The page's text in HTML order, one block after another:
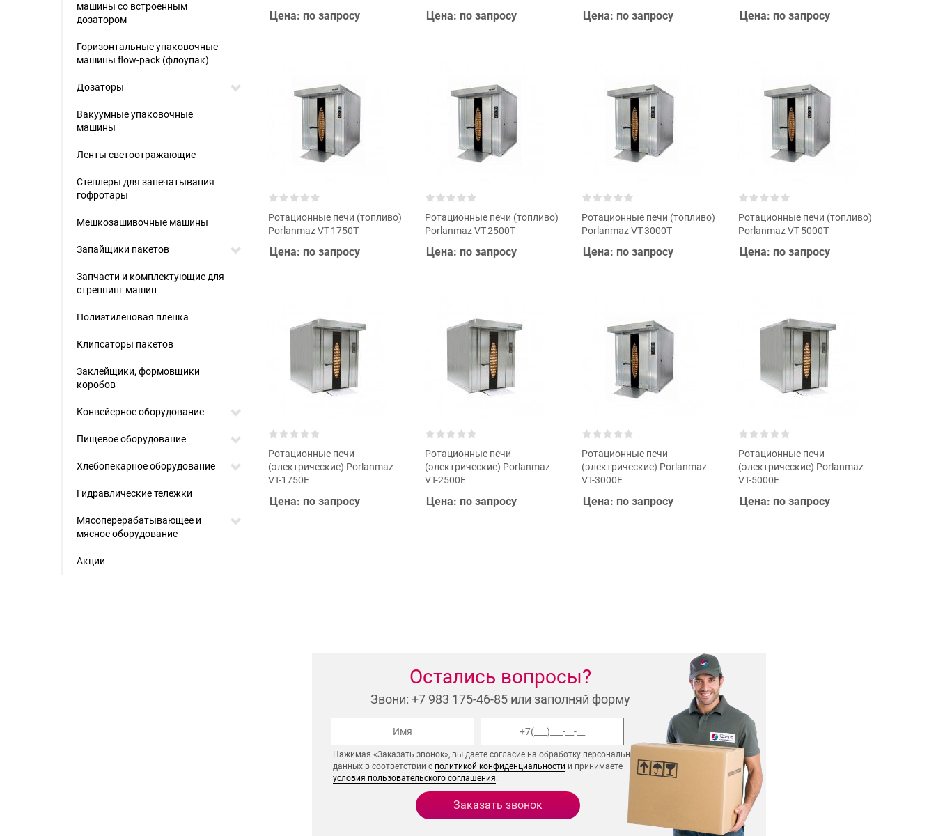
Цена: по запросу Цена: по запросу Цена: по запросу Цена: по запросу
Ротационные печи (топливо)
Porlanmaz VT-1750T
Цена: по запросу
Ротационные печи (топливо)
Porlanmaz VT-2500T
Цена: по запросу
Ротационные печи (топливо)
Porlanmaz VT-3000T
Цена: по запросу
Ротационные печи (топливо)
Porlanmaz VT-5000T
Цена: по запросу
Ротационные печи
(электрические) Porlanmaz
VT-1750E
Цена: по запросу
Ротационные печи
(электрические) Porlanmaz
VT-2500E
Цена: по запросу
Ротационные печи
(электрические) Porlanmaz
VT-3000E
Цена: по запросу
Ротационные печи
(электрические) Porlanmaz
VT-5000E
Цена: по запросу
Остались вопросы?
Звони: +7 983 175-46-85 или заполняй форму
Нажимая «Заказать звонок», вы даете согласие на обработку персональных
данных в соответствии с политикой конфиденциальности и принимаете
условия пользовательского соглашения.
машины со встроенным
дозатором
Горизонтальные упаковочные
машины flow-pack (флоупак)
Дозаторы
Вакуумные упаковочные
машины
Ленты светоотражающие
Степлеры для запечатывания
гофротары
Мешкозашивочные машины
Запайщики пакетов
Запчасти и комплектующие для
стреппинг машин
Полиэтиленовая пленка
Клипсаторы пакетов
Заклейщики, формовщики
коробов
Конвейерное оборудование
Пищевое оборудование
Хлебопекарное оборудование
Гидравлические тележки
Мясоперерабатывающее и
мясное оборудование
Акции